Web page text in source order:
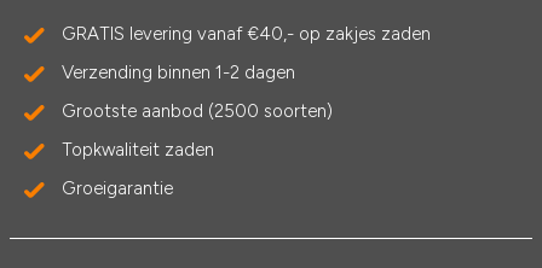
GRATIS levering vanaf €40,- op zakjes zaden
Verzending binnen 1-2 dagen
Grootste aanbod (2500 soorten)
Topkwaliteit zaden
Groeigarantie